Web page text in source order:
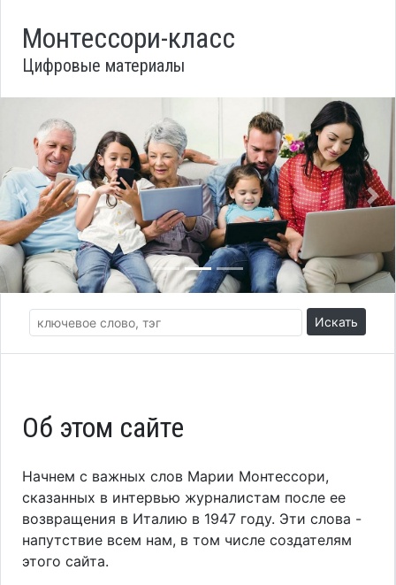
Монтессори-класс
Цифровые материалы
Назад
Искать
Об этом сайте
Начнем с важных слов Марии Монтессори,
сказанных в интервью журналистам после ее
возвращения в Италию в 1947 году. Эти слова -
напутствие всем нам, в том числе создателям
этого сайта.